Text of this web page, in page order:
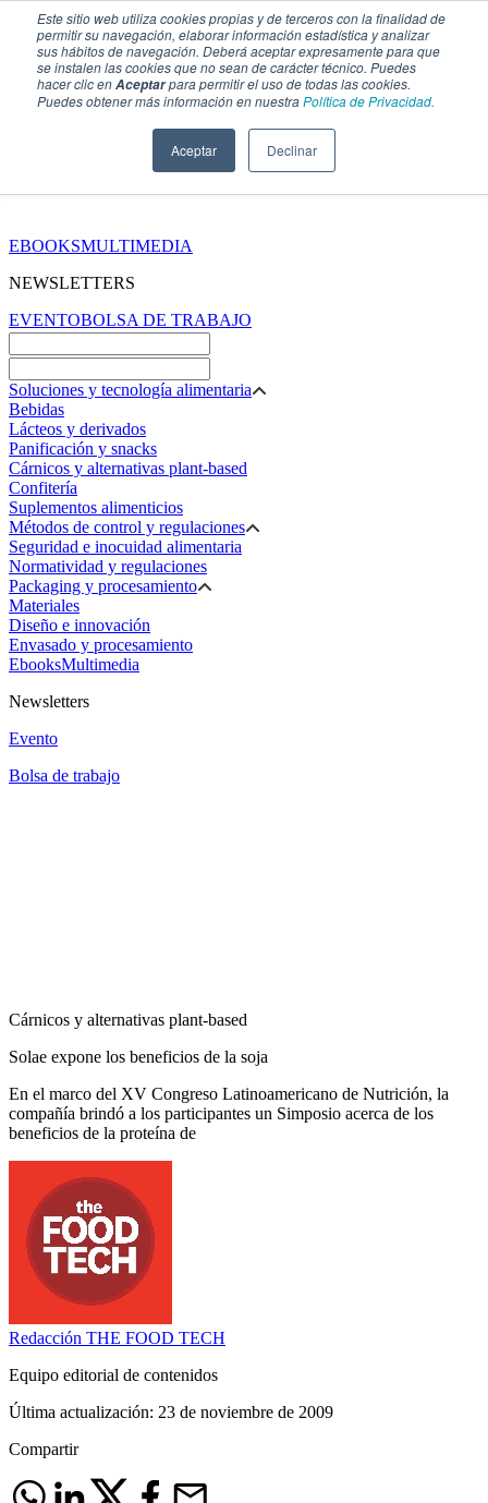
Este sitio web utiliza cookies propias y de terceros con la finalidad de
permitir su navegación, elaborar información estadística y analizar
sus hábitos de navegación. Deberá aceptar expresamente para que
se instalen las cookies que no sean de carácter técnico. Puedes
hacer clic enAceptarpara permitir el uso de todas las cookies.
Puedes obtener más información en nuestraPolítica de Privacidad.
Aceptar Declinar
EBOOKSMULTIMEDIA
NEWSLETTERS
EVENTOBOLSA DE TRABAJO
Soluciones y tecnología alimentaria
Bebidas
Lácteos y derivados
Panificación y snacks
Cárnicos y alternativas plant-based
Confitería
Suplementos alimenticios
Métodos de control y regulaciones
Seguridad e inocuidad alimentaria
Normatividad y regulaciones
Packaging y procesamiento
Materiales
Diseño e innovación
Envasado y procesamiento
EbooksMultimedia
Newsletters
Evento
Bolsa de trabajo
Cárnicos y alternativas plant-based
Solae expone los beneficios de la soja
En el marco del XV Congreso Latinoamericano de Nutrición, la
compañía brindó a los participantes un Simposio acerca de los
beneficios de la proteína de
Redacción THE FOOD TECH
Equipo editorial de contenidos
Última actualización: 23 de noviembre de 2009
Compartir